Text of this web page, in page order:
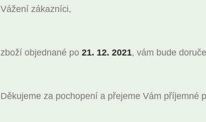
Vážení zákazníci,
zboží objednané po 21. 12. 2021, vám bude
Děkujeme za pochopení a přejeme Vám příjemné